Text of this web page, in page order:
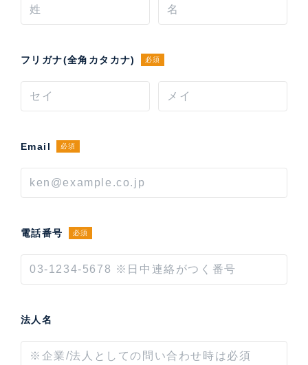
フリガナ(全角カタカナ) 必須
Email 必須
電話番号 必須
法人名